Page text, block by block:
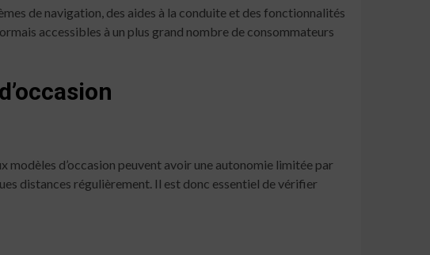
de navigation, des aides à la conduite et des fonctionnalités
accessibles à un plus grand nombre de consommateurs
d’occasion peuvent avoir une autonomie limitée par
distances régulièrement. Il est donc essentiel de vérifier